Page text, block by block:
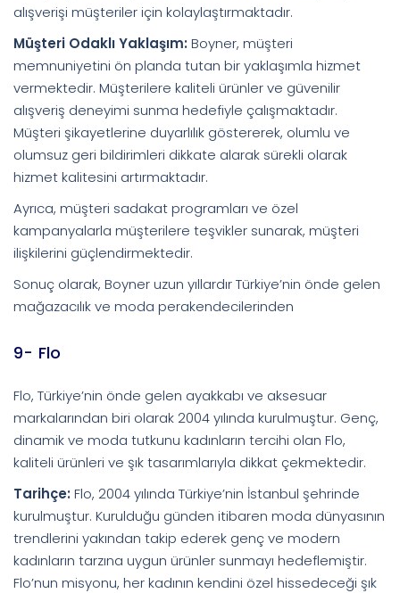
alışverişi müşteriler için kolaylaştırmaktadır.
Müşteri Odaklı Yaklaşım: Boyner, müşteri
memnuniyetini ön planda tutan bir yaklaşımla hizmet
vermektedir. Müşterilere kaliteli ürünler ve güvenilir
alışveriş deneyimi sunma hedefiyle çalışmaktadır.
Müşteri şikayetlerine duyarlılık göstererek, olumlu ve
olumsuz geri bildirimleri dikkate alarak sürekli olarak
hizmet kalitesini artırmaktadır.
Ayrıca, müşteri sadakat programları ve özel
kampanyalarla müşterilere teşvikler sunarak, müşteri
ilişkilerini güçlendirmektedir.
Sonuç olarak, Boyner uzun yıllardır Türkiye’nin önde gelen
mağazacılık ve moda perakendecilerinden
9- Flo
Flo, Türkiye’nin önde gelen ayakkabı ve aksesuar
markalarından biri olarak 2004 yılında kurulmuştur. Genç,
dinamik ve moda tutkunu kadınların tercihi olan Flo,
kaliteli ürünleri ve şık tasarımlarıyla dikkat çekmektedir.
Tarihçe: Flo, 2004 yılında Türkiye’nin İstanbul şehrinde
kurulmuştur. Kurulduğu günden itibaren moda dünyasının
trendlerini yakından takip ederek genç ve modern
kadınların tarzına uygun ürünler sunmayı hedeflemiştir.
Flo’nun misyonu, her kadının kendini özel hissedeceği şık